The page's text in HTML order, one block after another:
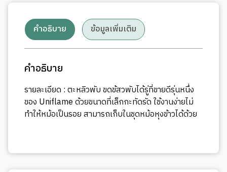
คำอธิบาย ข้อมูลเพิ่มเติม
คำอธิบาย
รายละเอียด : ตะหลิวพับ ขดข้สวพับได้รู่ที่ขายดีรุ่นหนึ่ง
ของ Uniflame ด้วยขนาดที่เล็กกะทัดรัด ใช้งานง่ายไม่
ทำให้หม้อเป็นรอย สามารถเก็บในชุดหม้อหุงข้าวได้ด้วย